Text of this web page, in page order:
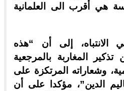
هي أقرب الى العلمانية
الانتباه، إلى أن “هذه
المغاربة بالمرجعية
وشعاراته المرتكزة على
الدين”، مؤكدا على أن